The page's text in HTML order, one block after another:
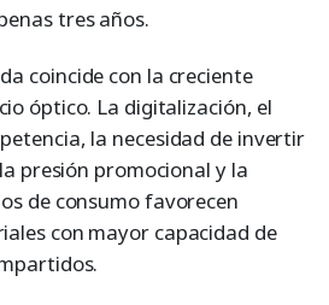
tres años.
coincide con la creciente
óptico. La digitalización, el
la necesidad de invertir
presión promocional y la
de consumo favorecen
con mayor capacidad de